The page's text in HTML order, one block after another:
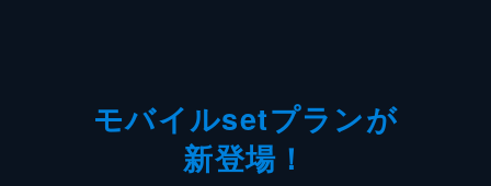
モバイルsetプランが
新登場！